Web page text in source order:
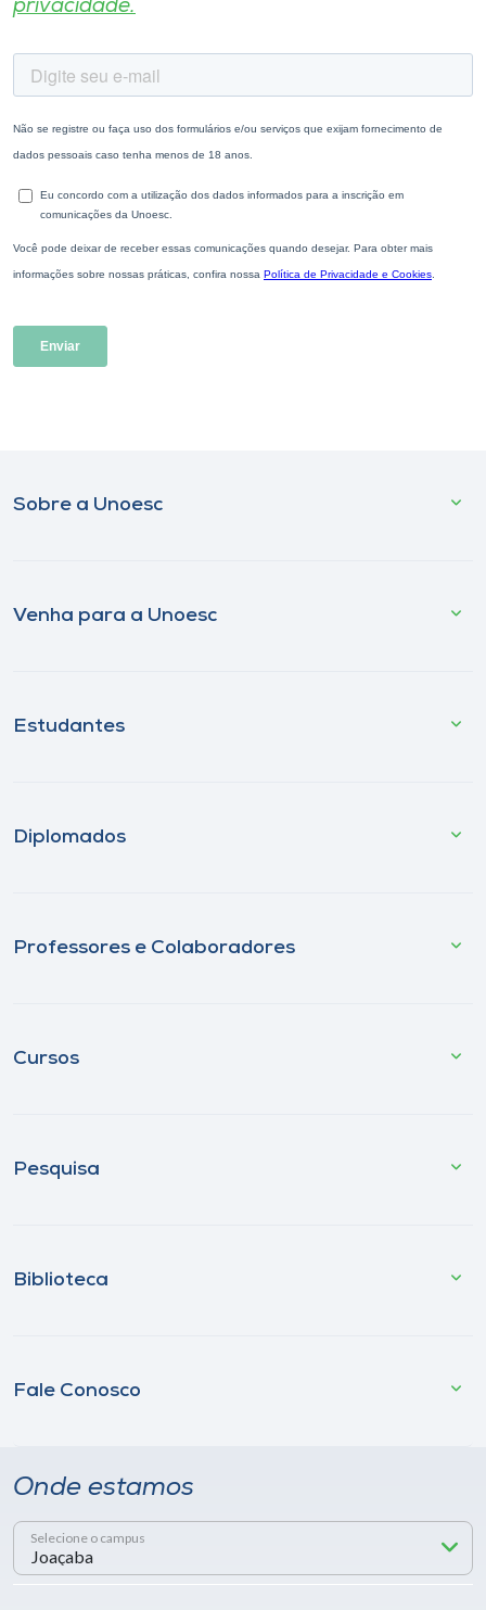
privacidade.
Sobre a Unoesc
Venha para a Unoesc
Estudantes
Diplomados
Professores e Colaboradores
Cursos
Pesquisa
Biblioteca
Fale Conosco
Onde estamos
Selecione o campus